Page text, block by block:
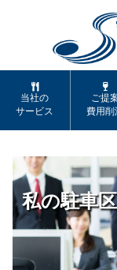
当社の
サービス
ご提
費用削
私の駐車